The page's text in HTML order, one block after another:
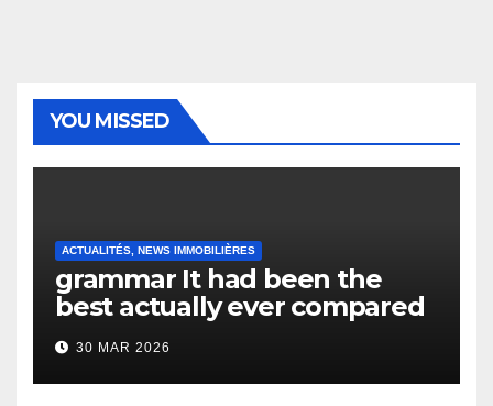
YOU MISSED
ACTUALITÉS, NEWS IMMOBILIÈRES
grammar It had been the
best actually ever compared
to it’s the top actually?
English Vocabulary Learners
Heap Change
30 MAR 2026